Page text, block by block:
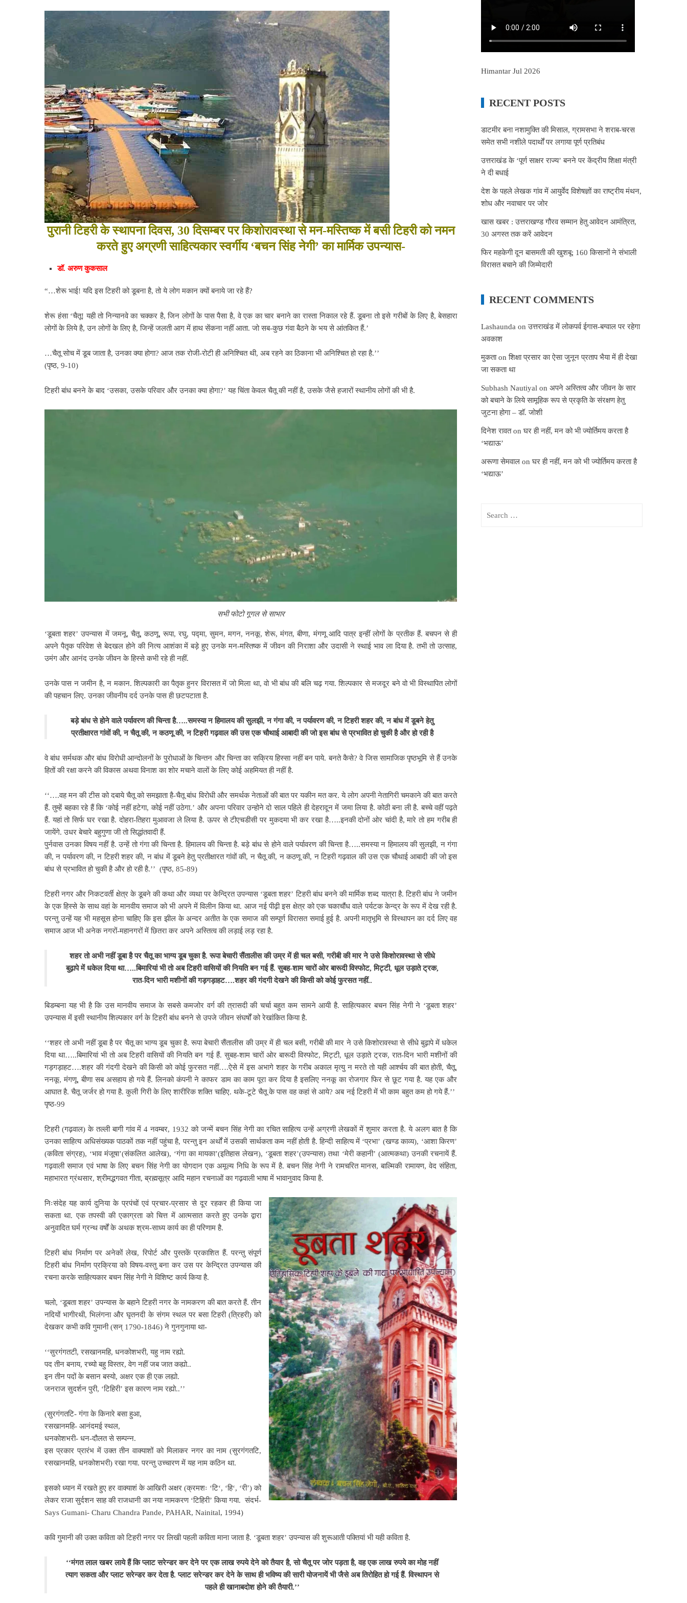
पुरानी टिहरी के स्थापना दिवस, 30 दिसम्बर पर किशोरावस्था से मन-मस्तिष्क में बसी टिहरी को नमन
करते हुए अग्रणी साहित्यकार स्वर्गीय ‘बचन सिंह नेगी’ का मार्मिक उपन्यास-
डॉ. अरुण कुकसाल
“…शेरू भाई! यदि इस टिहरी को डूबना है, तो ये लोग मकान क्यों बनाये जा रहे हैं?
शेरू हंसा ‘चैतू! यही तोनिन्यानवे का चक्कर है, जिन लोगों के पास पैसा है, वे एक का चार बनाने का रास्ता निकाल रहे हैं. डूबना तो इसे गरीबों के लिए है, बेसहारा
लोगों के लिये है, उन लोगों के लिए है, जिन्हें जलती आग में हाथ सेंकना नहीं आता. जो सब-कुछ गंवा बैठने के भय से आंतकित हैं.’
…चैतू सोच में डूब जाता है,उनका क्या होगा? आज तक रोजी-रोटी ही अनिश्चित थी, अब रहने का ठिकाना भी अनिश्चित हो रहा है.’’
(पृष्ठ, 9-10)
टिहरी बांध बनने के बाद ‘उसका, उसके परिवार और उनका क्या होगा?’ यह चिंता केवल चैतू की नहीं है, उसके जैसे हजारों स्थानीय लोगों की भी है.
सभी फोटो गूगल से साभार
‘डूबता शहर’उपन्यास में जमनू, चैतू, कठणू, रूपा, रघु, पद्मा, सुमन, मगन, ननकू, शेरू, मंगत, बीणा, मंगणू आदि पात्र इन्हीं लोगों के प्रतीक हैं. बचपन से ही
अपने पैतृक परिवेश से बेदखल होने की नित्य आशंका में बड़े हुए उनके मन-मस्तिष्क में जीवन की निराशा और उदासी ने स्थाई भाव ला दिया है. तभी तो उत्साह,
उमंग और आनंद उनके जीवन के हिस्से कभी रहे ही नहीं.
उनके पास न जमीनहै, न मकान. शिल्पकारी का पैतृक हुनर विरासत में जो मिला था, वो भी बांध की बलि चढ़ गया. शिल्पकार से मजदूर बने वो भी विस्थापित लोगों
की पहचान लिए. उनका जीवनीय दर्द उनके पास ही छटपटाता है.
बड़े बांधसे होने वाले पर्यावरण की चिन्ता है…..समस्या न हिमालय की सुलझी, न गंगा की, न पर्यावरण की, न टिहरी शहर की, न बांध में डूबने हेतु
प्रतीक्षारत गांवों की, न चैतू की, न कठणू की, न टिहरी गढ़वाल की उस एक चौथाई आबादी की जो इस बांध से प्रभावित हो चुकी है और हो रही है
वे बांध सर्मथकऔर बांध विरोधी आन्दोलनों के पुरोधाओं के चिन्तन और चिन्ता का सक्रिय हिस्सानहीं बन पाये. बनते कैसे? वे जिस सामाजिक पृष्ठभूमि से हैं उनके
हितों की रक्षा करने की विकास अथवा विनाश का शोर मचाने वालों के लिए कोई अहमियत ही नहीं है.
‘‘….वह मन की टीस को दबाये चैतू को समझाता है-चैतू बांध विरोधी और समर्थक नेताओं की बात पर यकीन मत कर. ये लोग अपनी नेतागिरी चमकाने की बात करते
हैं. तुम्हें बहका रहे हैं कि ‘कोई नहीं हटेगा, कोई नहीं उठेगा.’ और अपना परिवार उन्होने दो सालपहिले ही देहरादून में जमा लिया है. कोठी बना ली है. बच्चे वहीं पढ़ते
हैं. यहां तो सिर्फ घर रखा है. दोहरा-तिहरा मुआवजा ले लिया है. ऊपर से टीएचडीसी पर मुकदमा भी कर रखा है…..इनकी दोनों ओर चांदी है, मारे तो हम गरीब ही
जायेंगे. उधर बेचारे बहुगुणा जी तो सिद्धांतवादी हैं.
पुर्नवास उनका विषय नहीं है. उन्हें तो गंगा की चिन्ता है. हिमालय की चिन्ता है.बड़े बांध से होने वाले पर्यावरण की चिन्ता है…..समस्या न हिमालय की सुलझी, न गंगा
की, न पर्यावरण की, न टिहरी शहर की, न बांध में डूबने हेतु प्रतीक्षारत गांवों की, न चैतू की, न कठणू की, न टिहरी गढ़वाल की उस एक चौथाई आबादी की जो इस
बांध से प्रभावित हो चुकी है और हो रही है.’’ (पृष्ठ, 85-89)
टिहरी नगर औरनिकटवर्ती क्षेत्र के डूबने की कथा और व्यथा पर केन्द्रित उपन्यास ‘डूबता शहर’ टिहरी बांध बनने की मार्मिक शब्द यात्रा है. टिहरी बांध ने जमीन
के एक हिस्से के साथ वहां के मानवीय समाज को भी अपने में विलीन किया था. आज नई पीढ़ी इस क्षेत्र को एक चकाचौंध वाले पर्यटक केन्द्र के रूप में देख रही है.
परन्तु उन्हें यह भी महसूस होना चाहिए कि इस झील के अन्दर अतीत के एक समाज की सम्पूर्ण विरासत समाई हुई है. अपनी मातृभूमि से विस्थापन का दर्द लिए वह
समाज आज भी अनेक नगरों-महानगरों में छितरा कर अपने अस्तित्व की लड़ाई लड़ रहा है.
शहर तो अभीनहीं डूबा है पर चैतू का भाग्य डूब चुका है. रूपा बेचारी सैंतालीस की उम्र में ही चल बसी, गरीबी की मार ने उसे किशोरावस्था से सीधे
बुढ़ापे में धकेल दिया था…..बिमारियां भी तो अबटिहरी वासियों की नियति बन गई हैं. सुबह-शाम चारों ओर बारूदी विस्फोट, मिट्टी, धूल उड़ाते ट्रक,
रात-दिन भारी मशीनों की गड़गड़ाहट….शहर की गंदगी देखने की किसी को कोई फुरसत नहीं..
बिडम्बना यह भी है कि उसमानवीय समाज के सबसे कमजोर वर्ग की त्रासदी की चर्चा बहुत कम सामने आयी है. साहित्यकार बचन सिंह नेगी ने ‘डूबता शहर’
उपन्यास में इसी स्थानीय शिल्पकार वर्ग के टिहरी बांध बनने से उपजे जीवन संघर्षों को रेखांकित किया है.
‘‘शहर तो अभी नहीं डूबा है पर चैतू का भाग्य डूब चुका है. रूपा बेचारी सैंतालीस की उम्र में ही चल बसी, गरीबी की मार ने उसे किशोरावस्था से सीधे बुढ़ापे में धकेल
दिया था…..बिमारियां भी तो अब टिहरी वासियों की नियति बन गई हैं.सुबह-शाम चारों ओर बारूदी विस्फोट,मिट्टी, धूल उड़ाते ट्रक, रात-दिन भारी मशीनों की
गड़गड़ाहट….शहर की गंदगी देखने की किसी को कोई फुरसत नहीं….ऐसे में इस अभागे शहर के गरीब अकाल मृत्यु न मरते तो यही आर्श्चय की बात होती, चैतू,
ननकू, मंगणू, बीणा सब असहाय हो गये हैं. लिनको कंपनी ने काफर डाम का काम पूरा कर दिया हैइसलिए ननकू का रोजगार फिर से छूट गया है. यह एक और
आघात है. चैतू जर्जर हो गया है. कुली गिरी के लिए शारीरिक शक्ति चाहिए. थके-टूटे चैतू के पास वह कहां से आये? अब नई टिहरी में भी काम बहुत कम हो गये हैं.’’
पृष्ठ-99
टिहरी (गढ़वाल) केतल्ली बागी गांव में 4 नवम्बर, 1932 को जन्में बचन सिंह नेगी का रचित साहित्य उन्हें अग्रणी लेखकों में शुमार करता है. ये अलग बात है कि
उनका साहित्य अधिसंख्यक पाठकों तक नहीं पहुंचा है, परन्तु इन अर्थों में उसकी सार्थकता कम नहीं होती है. हिन्दी साहित्य में ‘प्रभा’ (खण्ड काव्य), ‘आशा किरण’
(कविता संग्रह), ‘भाव मंजूषा’(संकलित आलेख), ‘गंगा का मायका’(इतिहास लेखन), ‘डूबता शहर’(उपन्यास) तथा ‘मेरी कहानी’ (आत्मकथा) उनकी रचनायें हैं.
गढ़वाली समाज एवं भाषा के लिए बचन सिंह नेगी का योगदान एक अमूल्य निधि के रूप में है. बचन सिंह नेगी ने रामचरित मानस, बाल्मिकी रामायण, वेद संहिता,
महाभारत ग्रंथसार, श्रीमद्भगवत गीता, ब्रह्मसूत्र आदि महान रचनाओं का गढ़वाली भाषा में भावानुवाद किया है.
निःसंदेह यह कार्य दुनिया के प्रपंचों एवं प्रचार-प्रसार से दूर रहकर ही किया जा
सकता था. एक तपस्वी की एकाग्रता को चित्त में आत्मसात करते हुए उनके द्वारा
अनुवादित घर्म ग्रन्थ वर्षों के अथक श्रम-साध्य कार्य का ही परिणाम है.
टिहरी बांध निर्माण परअनेकों लेख, रिपोर्ट और पुस्तकें प्रकाशित हैं. परन्तु संपूर्ण
टिहरी बांध निर्माण प्रक्रिया को विषय-वस्तु बना कर उस पर केन्द्रित उपन्यास की
रचना करके साहित्यकार बचन सिंह नेगी ने विशिष्ट कार्य किया है.
चलो, ‘डूबता शहर’ उपन्यासके बहाने टिहरी नगर के नामकरण की बात करते हैं. तीन
नदियों भागीरथी, भिलंगना और घृतनदी के संगम स्थल पर बसा टिहरी (त्रिहरी) को
देखकर कभी कवि गुमानी (सन् 1790-1846) ने गुनगुनाया था-
‘‘सुरगंगतटी, रसखानमहि, धनकोशभरी, यहु नाम रह्यो.
पद तीन बनाय, रच्यो बहु विस्तर, वेग नहीं जब जात कह्यो..
इन तीन पदों के बसान बस्यो, अक्षर एक ही एक लह्यो.
जनराज सुदर्शन पुरी, ‘टिहिरी’ इस कारण नाम रह्यो..’’
(सुरगंगतटि- गंगा के किनारे बसा हुआ,
रसखानमहि- आनंदमई स्थल,
धनकोशभरी- धन-दौलत से सम्पन्न.
इस प्रकार प्रारंभ में उक्त तीन वाक्याशों को मिलाकर नगर का नाम(सुरगंगतटि,
रसखानमहि, धनकोशभरी) रखा गया. परन्तु उच्चारण में यह नाम कठिन था.
इसको ध्यान में रखते हुएहर वाक्याशं के आखिरी अक्षर (क्रमशः ‘टि‘, ‘हि‘, ‘री’) को
लेकर राजा सुर्दशन साह की राजधानी का नया नामकरण ‘टिहिरी’ किया गया. संदर्भ-
Says Gumani- Charu Chandra Pande, PAHAR, Nainital, 1994)
कवि गुमानी की उक्त कविता कोटिहरी नगर पर लिखी पहली कविता माना जाता है. ‘डूबता शहर’ उपन्यास की शुरूआती पक्तियां भी यही कविता है.
‘‘मंगत लाल खबर लाये हैं किप्लाट सरेन्डर कर देने पर एक लाख रुपये देने को तैयार है, सो चैतू पर जोर पड़ता है, वह एक लाख रुपये का मोह नहीं
त्याग सकता और प्लाट सरेन्डर कर देता है. प्लाट सरेन्डर कर देने के साथ ही भविष्य की सारी योजनायें भी जैसे अब तिरोहित हो गई हैं. विस्थापन से
पहले ही खानाबदोश होने की तैयारी.’’
Himantar Jul 2026
RECENT POSTS
डाटमीर बना नशामुक्ति की मिसाल, ग्रामसभा ने शराब-चरस
समेत सभी नशीले पदार्थों पर लगाया पूर्ण प्रतिबंध
उत्तराखंड के ‘पूर्ण साक्षर राज्य’ बनने पर केंद्रीय शिक्षा मंत्री
ने दी बधाई
देश के पहले लेखक गांव में आयुर्वेद विशेषज्ञों का राष्ट्रीय मंथन,
शोध और नवाचार पर जोर
खास खबर : उत्तराखण्ड गौरव सम्मान हेतु आवेदन आमंत्रित,
30 अगस्त तक करें आवेदन
फिर महकेगी दून बासमती की खुशबू: 160 किसानों ने संभाली
विरासत बचाने की जिम्मेदारी
RECENT COMMENTS
Lashaunda onउत्तराखंड में लोकपर्व ईगास-बग्वाल पर रहेगा
अवकाश
मुकताonशिक्षा प्रसार का ऐसा जुनून प्रताप भैया में ही देखा
जा सकता था
Subhash Nautiyal onअपने अस्तित्व और जीवन के सार
को बचाने के लिये सामूहिक रूप से प्रकृति के संरक्षण हेतु
जुटना होगा – डॉ. जोशी
दिनेश रावतonघर ही नहीं, मन को भी ज्योर्तिमय करता है
‘भद्याऊ’
अरूणा सेमवाल onघर ही नहीं, मन को भी ज्योर्तिमय करता है
‘भद्याऊ’